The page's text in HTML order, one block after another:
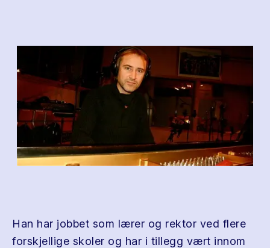
Han har jobbet som lærer og rektor ved flere
forskjellige skoler og har i tillegg vært innom